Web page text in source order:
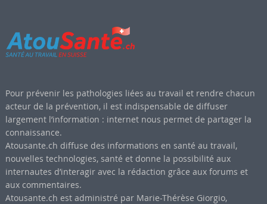
Pour prévenir les pathologies liées au travail et rendre chacun
acteur de la prévention, il est indispensable de diffuser
largement l’information : internet nous permet de partager la
connaissance.
Atousante.ch diffuse des informations en santé au travail,
nouvelles technologies, santé et donne la possibilité aux
internautes d’interagir avec la rédaction grâce aux forums et
aux commentaires.
Atousante.ch est administré par Marie-Thérèse Giorgio,